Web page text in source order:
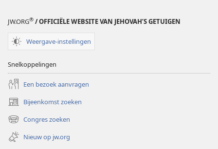
JW.ORG® / OFFICIËLE WEBSITE VAN JEHOVAH’S GETUIGEN
Weergave-instellingen
Snelkoppelingen
Een bezoek aanvragen
Bijeenkomst zoeken
(opent
nieuw
venster)
Congres zoeken
(opent
nieuw
venster)
Nieuw op jw.org